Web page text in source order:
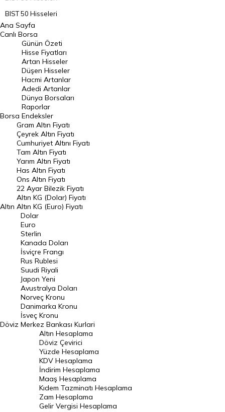
BIST 50 Hisseleri
BIST 100 Hisseleri
En Çok Artan Hisseler
En Çok Düşen Hisseler
Hacmi Artanlar
Geçmiş Kapanışlar
Dünya Borsaları
Raporlar
Endeksler
DÖVİZ
Döviz Kuru
Dolar Kuru
Euro Kuru
Pound Kuru
Frank Kuru
Riyal Kuru
Avustralya Doları
Danimarka Kronu Kuru
Kanada Doları Kuru
Norveç Kronu Kuru
İsveç Kronu Kuru
Japon Yeni Kuru
Serbest Piyasa Döviz Kurları
Merkez Bankası Döviz Kurları
Ana Sayfa
Canlı Borsa
Borsa
Günün Özeti
Hisse Fiyatları
Artan Hisseler
Düşen Hisseler
Hacmi Artanlar
Adedi Artanlar
Dünya Borsaları
Raporlar
Endeksler
Altın
Gram Altın Fiyatı
Çeyrek Altın Fiyatı
Cumhuriyet Altını Fiyatı
Tam Altın Fiyatı
Yarım Altın Fiyatı
Has Altın Fiyatı
Ons Altın Fiyatı
22 Ayar Bilezik Fiyatı
Altın KG (Dolar) Fiyatı
Altın KG (Euro) Fiyatı
Döviz
Dolar
Euro
Sterlin
Kanada Doları
İsviçre Frangı
Rus Rublesi
Suudi Riyali
Japon Yeni
Avustralya Doları
Norveç Kronu
Danimarka Kronu
İsveç Kronu
Merkez Bankası Kurlari
Altın Hesaplama
Döviz Çevirici
Yüzde Hesaplama
KDV Hesaplama
İndirim Hesaplama
Maaş Hesaplama
Kıdem Tazminatı Hesaplama
Zam Hesaplama
Gelir Vergisi Hesaplama